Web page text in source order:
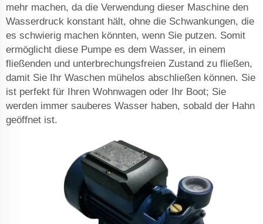
mehr machen, da die Verwendung dieser Maschine den
Wasserdruck konstant hält, ohne die Schwankungen, die
es schwierig machen könnten, wenn Sie putzen. Somit
ermöglicht diese Pumpe es dem Wasser, in einem
fließenden und unterbrechungsfreien Zustand zu fließen,
damit Sie Ihr Waschen mühelos abschließen können. Sie
ist perfekt für Ihren Wohnwagen oder Ihr Boot; Sie
werden immer sauberes Wasser haben, sobald der Hahn
geöffnet ist.